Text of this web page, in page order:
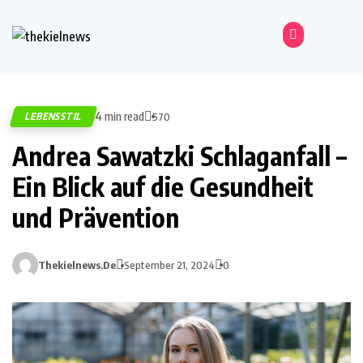
LEBENSSTIL 4 min read 570
Andrea Sawatzki Schlaganfall –
Ein Blick auf die Gesundheit
und Prävention
Thekielnews.de September 21, 2024 0